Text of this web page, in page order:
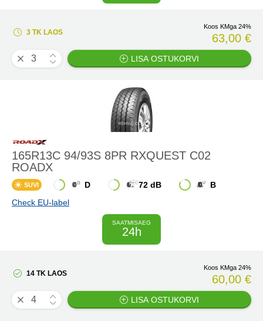
3 TK LAOS
Koos KMga 24%
63,00 €
LISA OSTUKORVI
165R13C 94/93S 8PR RXQUEST C02
ROADX
SUVI D 72 dB
B
Check EU-label
SAATMISAEG
24h
14 TK LAOS
Koos KMga 24%
60,00 €
LISA OSTUKORVI